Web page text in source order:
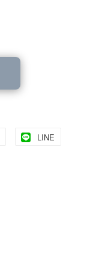
LINE